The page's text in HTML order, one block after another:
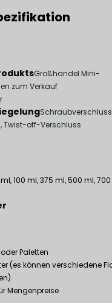
Großhandel Mini-
zum Verkauf
Twist-off-Verschluss
100 ml, 375 ml, 500 ml,
Paletten
(es können verschiedene
Mengenpreise